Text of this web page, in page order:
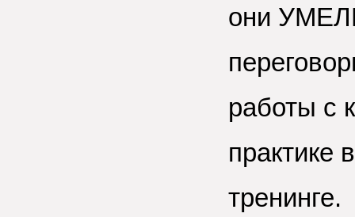
они
работы с
практике
тренинге.